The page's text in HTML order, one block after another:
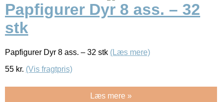
Papfigurer Dyr 8 ass. – 32
stk
Papfigurer Dyr 8 ass. – 32 stk (Læs mere)
55 kr. (Vis fragtpris)
Læs mere »